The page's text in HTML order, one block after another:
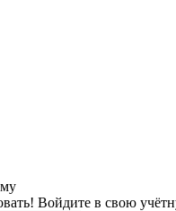
Войдите в свою